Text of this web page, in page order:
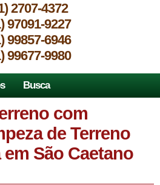
2707-4372
97091-9227
99857-6946
99677-9980
Busca
com
de Terreno
São Caetano